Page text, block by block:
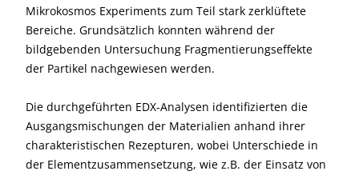
Mikrokosmos Experiments zum Teil stark zerklüftete
Bereiche. Grundsätzlich konnten während der
bildgebenden Untersuchung Fragmentierungseffekte
der Partikel nachgewiesen werden.
Die durchgeführten EDX-Analysen identifizierten die
Ausgangsmischungen der Materialien anhand ihrer
charakteristischen Rezepturen, wobei Unterschiede in
der Elementzusammensetzung, wie z.B. der Einsatz von